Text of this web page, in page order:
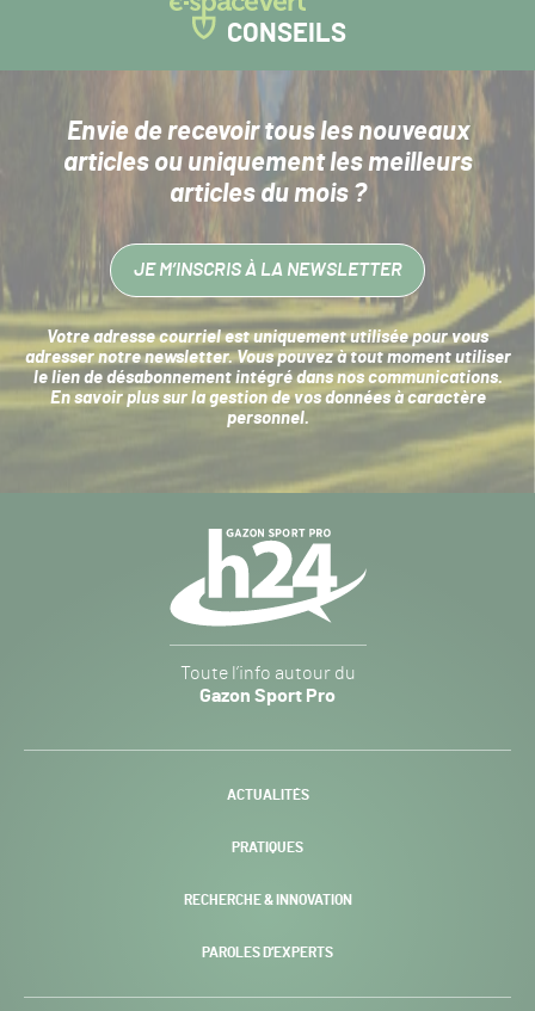
CONSEILS
Envie de recevoir tous les nouveaux
articlesou uniquement les meilleurs
articles du mois ?
JE M’INSCRIS À LA NEWSLETTER
Votre adresse courriel est uniquement utilisée pour vous
adresser notre newsletter. Vous pouvez à tout moment utiliser
le lien de désabonnement intégré dans nos communications.
En savoir plus sur la gestion de vos données à caractère
personnel.
Sport
Pro
-
Toute l’info autour du
Gazon Sport Pro
ACTUALITÉS
PRATIQUES
RECHERCHE & INNOVATION
PAROLES D’EXPERTS